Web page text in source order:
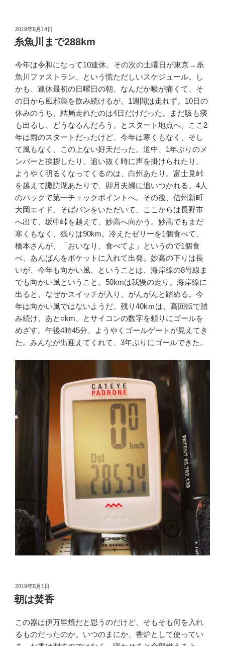
投
稿
日:
2019年5月14日
糸魚川まで288km
今年は令和になって10連休、その次の土曜日が東京→糸
魚川ファストラン、という慌ただしいスケジュール。し
かも、連休最初の日曜日の朝、なんだか喉が痛くて、そ
の日から風邪薬を飲み続けるが、1週間は走れず。10日の
休みのうち、結局走れたのは4日だけだった。まだ咳も痰
も出るし、どうなるんだろう、とスタート地点へ。ここ2
年は雨のスタートだったけど、今年は寒くもなく、そし
て風もなく、この上ない好天だった。道中、1年ぶりのメ
ンバーと挨拶したり、追い抜く時に声を掛けられたり。
ようやく明るくなってくるのは、白州あたり。富士見峠
を越えて諏訪湖あたりで、卯月夫婦に追いつかれる。4人
のパックで第一チェックポイントへ。その後、信州新町
大岡エイド、そばパンをいただいて、ここからは長野市
へ出て、坂中峠を越えて、妙高へ向かう。妙高でもまだ
寒くもなく、残りは90km。冷えたゼリーを1個食べて、
橋本さんが、「おいなり、食べてよ」というので1個食
べ、あんぱんをポケットに入れて出発。妙高の下りは長
いが、今年も向かい風、ということは、海岸線の8号線ま
でも向かい風ということ。50kmは我慢の走り。海岸線に
出ると、なぜかスイッチが入り、がんがんと踏める。今
年は向かい風ではないようだ。残り40kｍは、高回転で踏
み続け、あと○km、とサイコンの数字を頼りにゴールを
めざす。午後4時45分、ようやくゴールゲートが見えてき
た。みんなが出迎えてくれて、3年ぶりにゴールできた。
投
稿
日:
2019年5月1日
朝は焚香
この器は伊万里焼だと思うのだけど、そもそも何を入れ
るものだったのか。いつのまにか、香炉として使ってい